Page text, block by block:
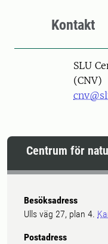
Kontakt
SLU
(CNV)
Centrum för
Besöksadress
Ulls väg 27, plan 4.
Postadress